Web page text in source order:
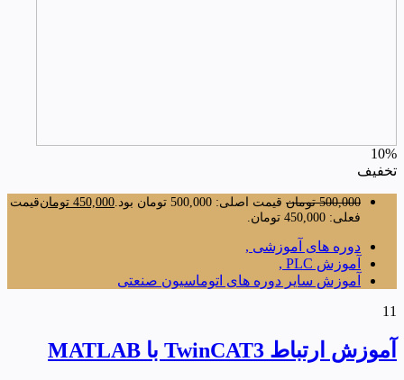
10%
تخفیف
500,000 تومان قیمت اصلی: 500,000 تومان بود. 450,000 تومانقیمت
فعلی: 450,000 تومان.
دوره های آموزشی ,
آموزش PLC ,
آموزش سایر دوره های اتوماسیون صنعتی
11
آموزش ارتباط TwinCAT3 با MATLAB